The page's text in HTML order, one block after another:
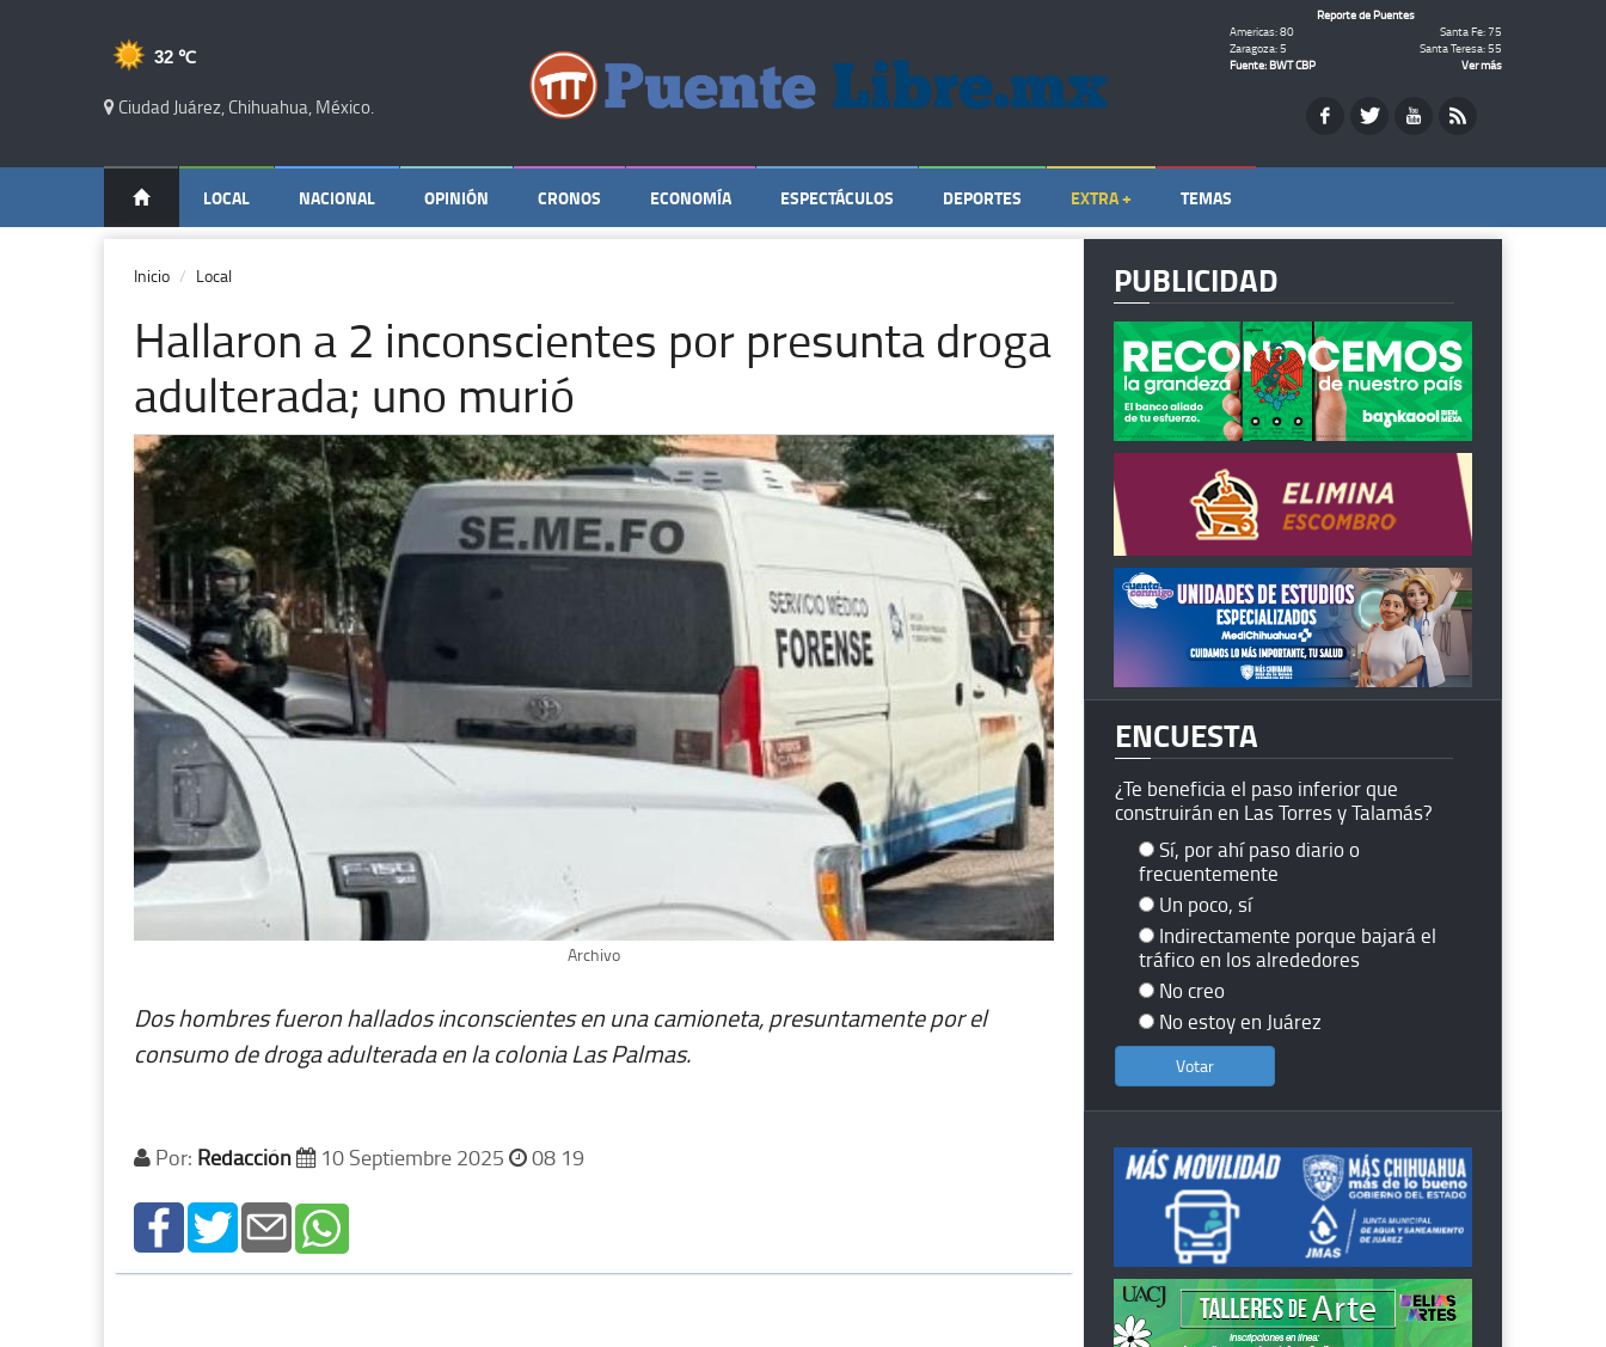
32 ℃
Ciudad Juárez, Chihuahua, México.
Reporte de Puentes
Americas: 80
Santa Fe: 75
Zaragoza: 5
Santa Teresa: 55
Fuente: BWT CBP
Ver más
LOCAL NACIONAL OPINIÓN CRONOS ECONOMÍA ESPECTÁCULOS DEPORTES EXTRA + TEMAS
Inicio Local
Hallaron a 2 inconscientes por presunta droga
adulterada; uno murió
Archivo
Dos hombres fueron hallados inconscientes en una camioneta, presuntamente por el
consumo de droga adulterada en la colonia Las Palmas.
Por: Redacción 10 Septiembre 2025 08 19
PUBLICIDAD
ENCUESTA
¿Te beneficia el paso inferior que
construirán en Las Torres y Talamás?
Sí, por ahí paso diario o
frecuentemente
Un poco, sí
Indirectamente porque bajará el
tráfico en los alrededores
No creo
No estoy en Juárez